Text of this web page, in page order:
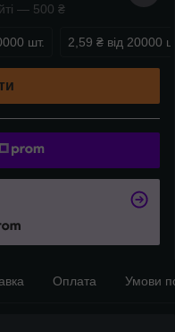
— 500 ₴
шт. 2,59 ₴ від 20000
Оплата Умови